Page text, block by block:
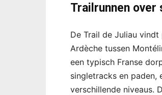
Trailrunnen over
De Trail de Juliau
Ardèche tussen
een typisch Franse
singletracks en
verschillende niveaus.